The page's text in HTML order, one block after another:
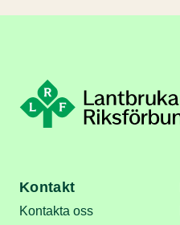
Kontakt
Kontakta oss